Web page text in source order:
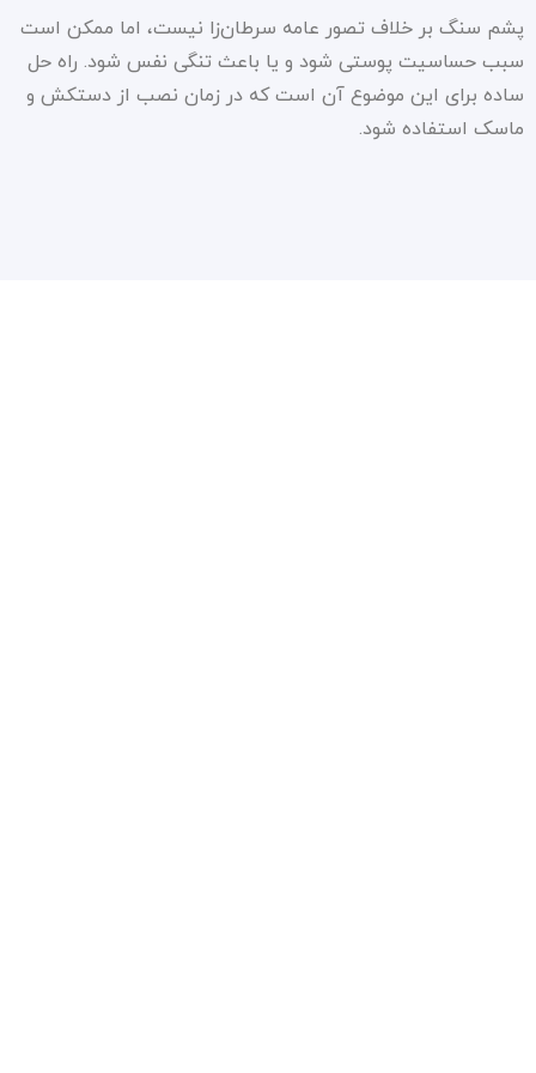
پشم سنگ بر خلاف تصور عامه سرطان‌زا نیست، اما ممکن است
سبب حساسیت پوستی شود و یا باعث تنگی نفس شود. راه حل
ساده برای این موضوع آن است که در زمان نصب از دستکش و
ماسک استفاده شود.